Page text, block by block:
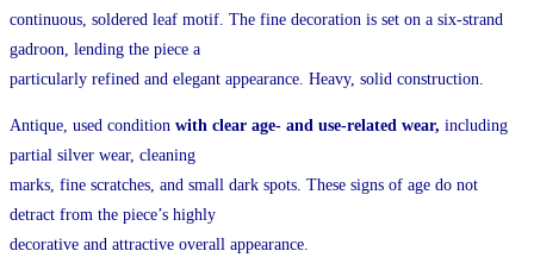
continuous, soldered leaf motif. The fine decoration is set on a six-strand
gadroon, lending the piece a
particularly refined and elegant appearance. Heavy, solid construction.
Antique, used condition with clear age- and use-related wear, including
partial silver wear, cleaning
marks, fine scratches, and small dark spots. These signs of age do not
detract from the piece’s highly
decorative and attractive overall appearance.